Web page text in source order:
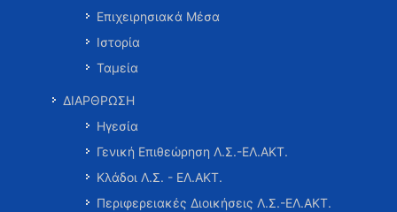
Επιχειρησιακά Μέσα
Ιστορία
Ταμεία
ΔΙΑΡΘΡΩΣΗ
Ηγεσία
Γενική Επιθεώρηση Λ.Σ.-ΕΛ.ΑΚΤ.
Κλάδοι Λ.Σ. - ΕΛ.ΑΚΤ.
Περιφερειακές Διοικήσεις Λ.Σ.-ΕΛ.ΑΚΤ.